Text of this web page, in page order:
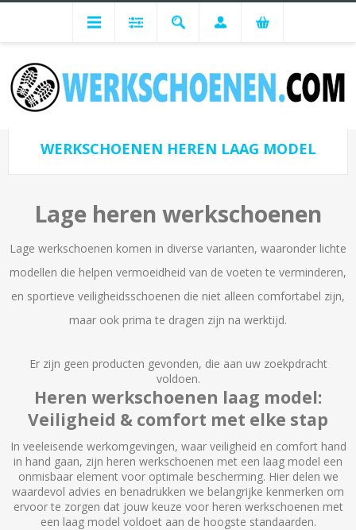
Heren Werkschoenen Werkschoenen Modellen Heren
Werkschoenen Heren Laag model
WERKSCHOENEN HEREN LAAG MODEL
Lage heren werkschoenen
Lage werkschoenen komen in diverse varianten, waaronder lichte
modellen die helpen vermoeidheid van de voeten te verminderen,
en sportieve veiligheidsschoenen die niet alleen comfortabel zijn,
maar ook prima te dragen zijn na werktijd.
Er zijn geen producten gevonden, die aan uw zoekpdracht
voldoen.
Heren werkschoenen laag model:
Veiligheid & comfort met elke stap
In veeleisende werkomgevingen, waar veiligheid en comfort hand
in hand gaan, zijn heren werkschoenen met een laag model een
onmisbaar element voor optimale bescherming. Hier delen we
waardevol advies en benadrukken we belangrijke kenmerken om
ervoor te zorgen dat jouw keuze voor heren werkschoenen met
een laag model voldoet aan de hoogste standaarden.